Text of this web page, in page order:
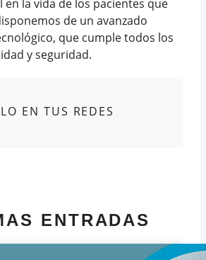
en la vida de los pacientes que
de un avanzado
que cumple todos los
y seguridad.
EN TUS REDES
ENTRADAS